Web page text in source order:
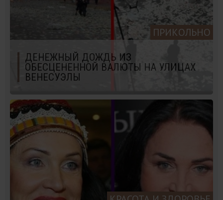
ПРИКОЛЬНО
ДЕНЕЖНЫЙ ДОЖДЬ ИЗ
ОБЕСЦЕНЕННОЙ ВАЛЮТЫ НА УЛИЦАХ
ВЕНЕСУЭЛЫ